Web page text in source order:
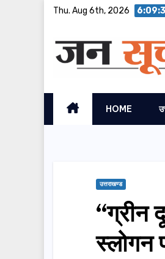
Thu. Aug 6th, 2026
HOME
उत्तराखण्ड
“ग्रीन
स्लोगन